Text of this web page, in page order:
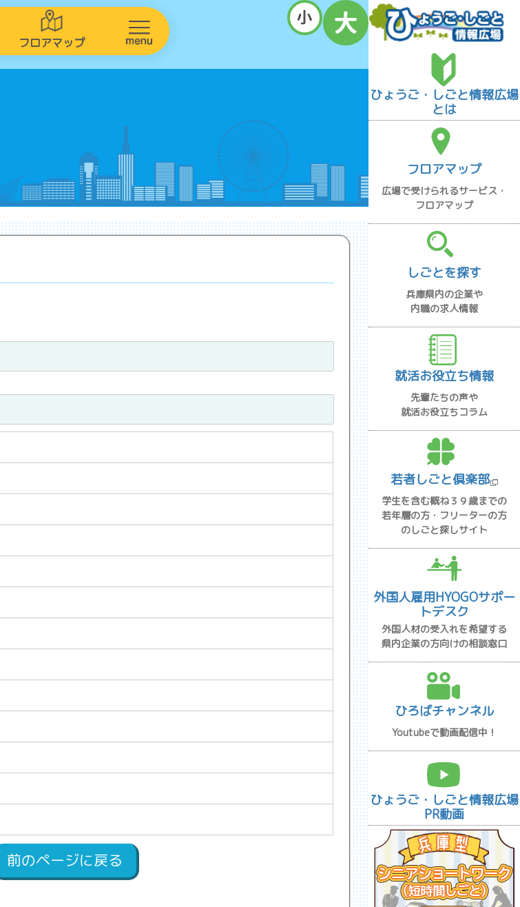
フロアマップ
前のページに戻る
ひょうご・しごと情報広場
とは
フロアマップ
広場で受けられるサービス・
フロアマップ
しごとを探す
兵庫県内の企業や
内職の求人情報
就活お役立ち情報
先輩たちの声や
就活お役立ちコラム
若者しごと倶楽部
学生を含む概ね３９歳までの
若年層の方・フリーターの方
のしごと探しサイト
外国人雇用HYOGOサポー
トデスク
外国人材の受入れを希望する
県内企業の方向けの相談窓口
ひろばチャンネル
Youtubeで動画配信中！
ひょうご・しごと情報広場
PR動画